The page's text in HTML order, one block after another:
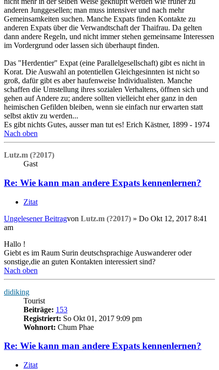
anderen Junggesellen; man muss intensiver und nach mehr
Gemeinsamkeiten suchen. Manche Expats finden Kontakte zu
anderen Expats über die Verwandtschaft der Thaifrau. Da gelten
dann andere Regeln, und nicht immer stehen gemeinsame Interessen
im Vordergrund oder lassen sich überhaupt finden.
Das "Herdentier" Expat (eine Parallelgesellschaft) gibt es nicht in
Korat. Die Auswahl an potentiellen Gleichgesinnten ist nicht so
groß, dafür gibt es aber haufenweise Individualisten. Manche
schaffen die Umstellung ihres sozialen Verhaltens, öffnen sich und
gehen auf Andere zu; andere sollten vielleicht eher ganz in den
heimischen Gefilden bleiben, wenn sie einfach nur erwarten statt
selbst aktiv zu werden...
Es gibt nichts Gutes, ausser man tut es! Erich Kästner, 1899 - 1974
Nach oben
Lutz.m (?2017)
Gast
Re: Wie kann man andere Expats kennenlernen?
Zitat
Ungelesener Beitragvon Lutz.m (?2017) » Do Okt 12, 2017 8:41
am
Hallo !
Giebt es im Raum Surin deutschsprachige Auswanderer oder
sonstige,die an guten Kontakten interessiert sind?
Nach oben
didiking
Tourist
Beiträge: 153
Registriert: So Okt 01, 2017 9:09 pm
Wohnort: Chum Phae
Re: Wie kann man andere Expats kennenlernen?
Zitat